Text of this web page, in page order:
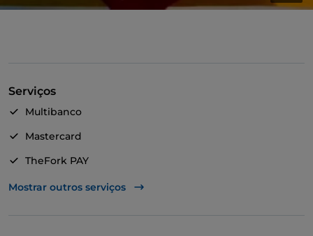
Serviços
Multibanco
Mastercard
TheFork PAY
UnionPay via TheFork PAY
Mostrar outros serviços